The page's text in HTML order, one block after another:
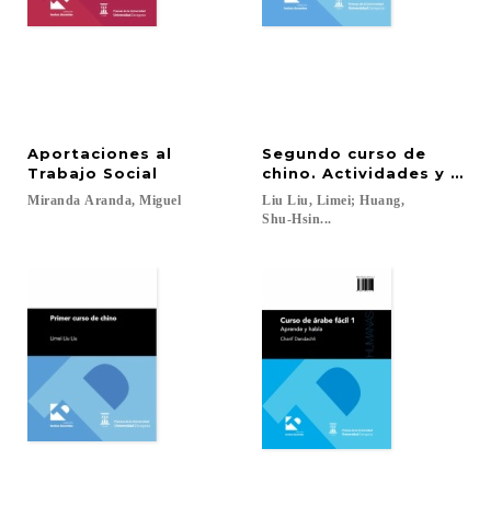
Aportaciones al
Trabajo Social
Miranda Aranda, Miguel
Segundo curso de
chino. Actividades y
Liu Liu, Limei; Huang,
Shu-Hsin...